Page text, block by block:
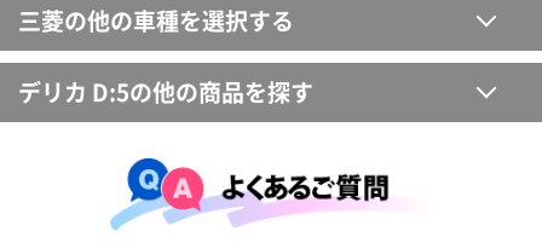
三菱の他の車種を選択する
デリカ D:5の他の商品を探す